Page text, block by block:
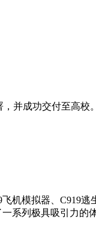
并成功交付至高校。
机模拟器、C919
系列极具吸引力的